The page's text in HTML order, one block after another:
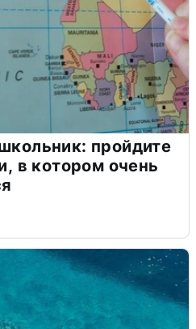
пройдите
в котором очень